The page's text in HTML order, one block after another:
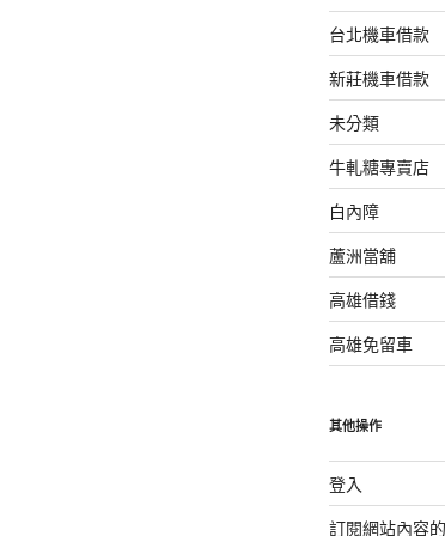
台北機車借款
新莊機車借款
未分類
牛軋糖專賣店
白內障
蘆洲當舖
高雄借錢
高雄免留車
其他操作
登入
訂閱網站內容